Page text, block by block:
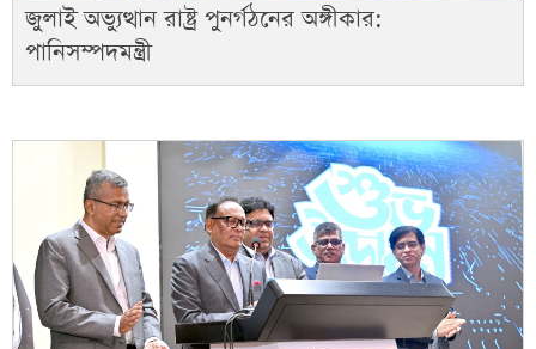
জুলাই অভ্যুত্থান রাষ্ট্র পুনর্গঠনের অঙ্গীকার:
পানিসম্পদমন্ত্রী